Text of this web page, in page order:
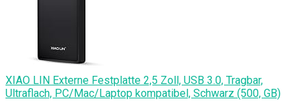
XIAO LIN Externe Festplatte 2,5 Zoll, USB 3.0, Tragbar,
Ultraflach, PC/Mac/Laptop kompatibel, Schwarz (500, GB)